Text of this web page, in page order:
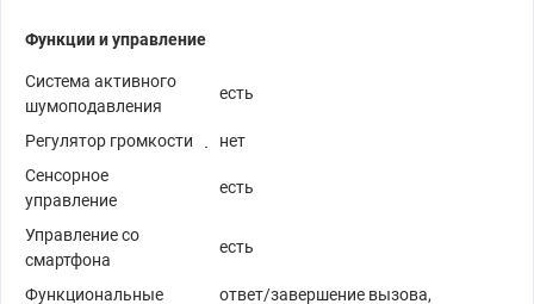
Функции и управление
Система активного
шумоподавления
есть
Регулятор громкости
нет
Сенсорное
управление
есть
Управление со
смартфона
есть
Функциональные
ответ/завершение вызова,